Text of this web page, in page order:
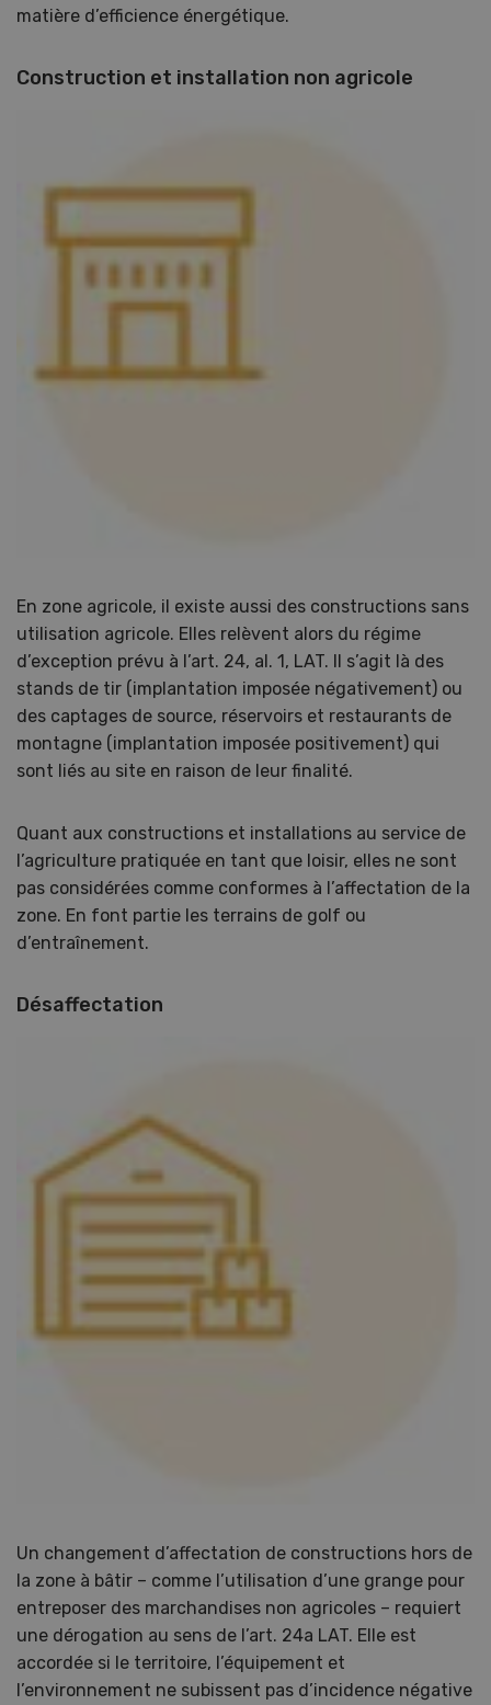
matière d’efficience énergétique.
Construction et installation non agricole
En zone agricole, il existe aussi des constructions sans
utilisation agricole. Elles relèvent alors du régime
d’exception prévu à l’art. 24, al. 1, LAT. Il s’agit là des
stands de tir (implantation imposée négativement) ou
des captages de source, réservoirs et restaurants de
montagne (implantation imposée positivement) qui
sont liés au site en raison de leur finalité.
Quant aux constructions et installations au service de
l’agriculture pratiquée en tant que loisir, elles ne sont
pas considérées comme conformes à l’affectation de la
zone. En font partie les terrains de golf ou
d’entraînement.
Désaffectation
Un changement d’affectation de constructions hors de
la zone à bâtir – comme l’utilisation d’une grange pour
entreposer des marchandises non agricoles – requiert
une dérogation au sens de l’art. 24a LAT. Elle est
accordée si le territoire, l’équipement et
l’environnement ne subissent pas d’incidence négative